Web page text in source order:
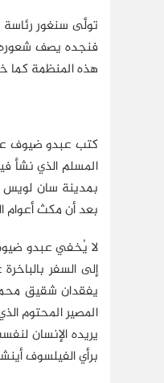
تولَّى سنغور
هذه المنظمة كما
كتب عبدو ضيوف عن
المسلم الذي نشأ
بمدينة سان لويس
بعد أن مكث أعوام
لا يُخفي عبدو
إلى السفر
يفقدان شقيق
المصير المحتوم
يريده الإنسان
برأي الفيلسوف